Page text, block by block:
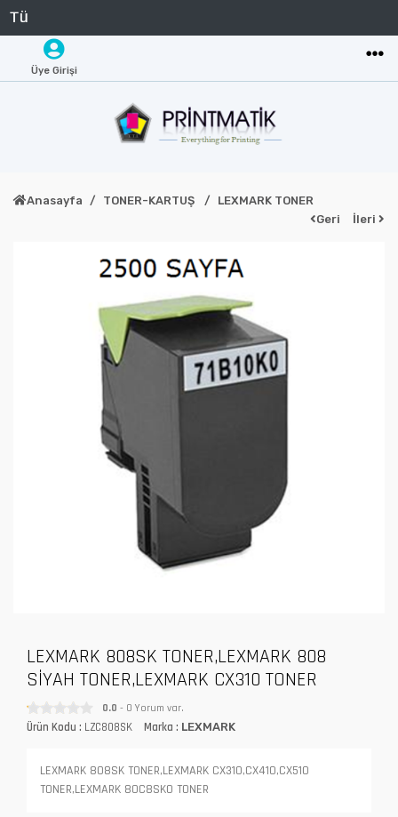
Üye Girişi
Anasayfa TONER-KARTUŞ
LEXMARK TONER
Geri
İleri
LEXMARK 808SK TONER,LEXMARK 808
SİYAH TONER,LEXMARK CX310 TONER
0.0 - 0 Yorum var.
Ürün Kodu : LZC808SK Marka : LEXMARK
LEXMARK 808SK TONER,LEXMARK CX310,CX410,CX510
TONER,LEXMARK 80C8SK0 TONER